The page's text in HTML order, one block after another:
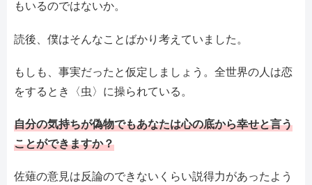
もいるのではないか。
読後、僕はそんなことばかり考えていました。
もしも、事実だったと仮定しましょう。全世界の人は恋
をするとき〈虫〉に操られている。
自分の気持ちが偽物でもあなたは心の底から幸せと言う
ことができますか？
佐薙の意見は反論のできないくらい説得力があったよう